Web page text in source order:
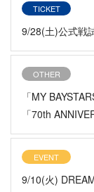
TICKET
9/28(土)公式戦
OTHER
「MY
「70th
EVENT
9/10(火)